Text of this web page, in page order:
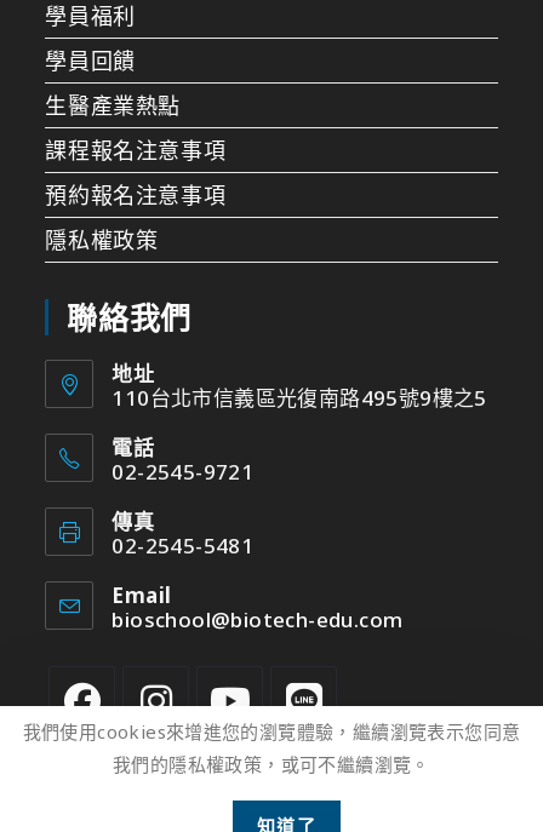
學員福利
學員回饋
生醫產業熱點
課程報名注意事項
預約報名注意事項
隱私權政策
聯絡我們
地址
110台北市信義區光復南路495號9樓之5
電話
02-2545-9721
傳真
02-2545-5481
Email
bioschool@biotech-edu.com
我們使用cookies來增進您的瀏覽體驗，繼續瀏覽表示您同意
我們的隱私權政策，或可不繼續瀏覽。
知道了